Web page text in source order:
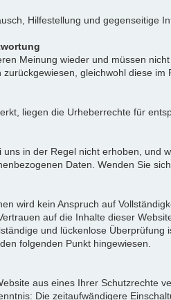
Hilfestellung und gegenseitige
Meinung wieder und müssen
gleichwohl diese
liegen die Urheberrechte für
in der Regel nicht erhoben, und
Daten. Wenden Sie
wird kein Anspruch auf
auf die Inhalte dieser
und lückenlose
folgenden Punkt hingewiesen.
aus eines Ihrer Schutzrechte
Die zeitaufwändigere